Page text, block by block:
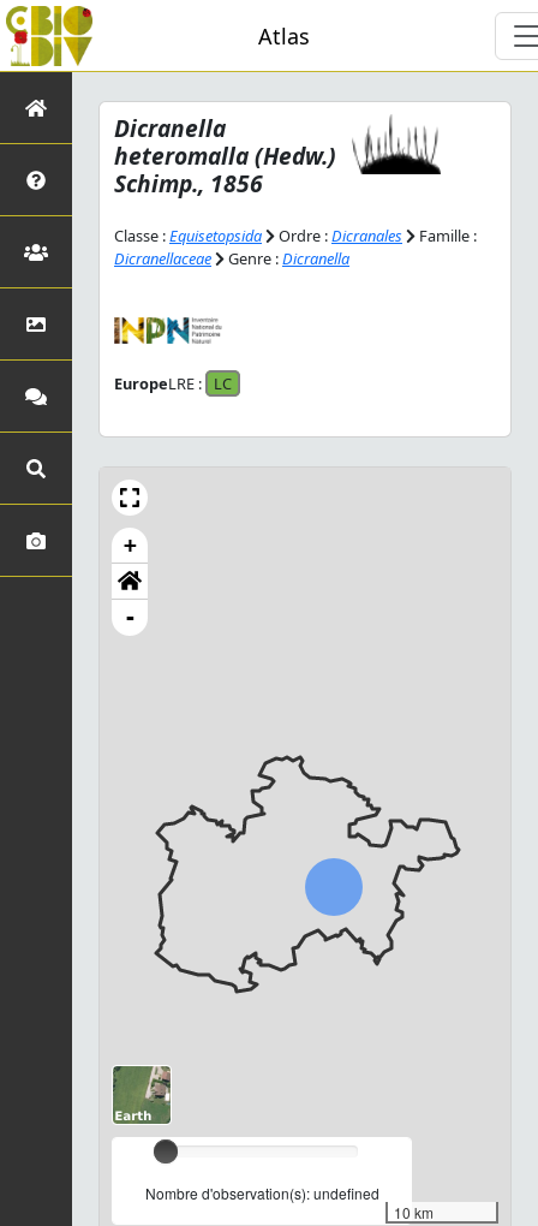
Atlas
Dicranella
heteromalla(Hedw.)
Schimp., 1856
Classe :Equisetopsida Ordre :Dicranales
Famille :
Dicranellaceae
Genre :Dicranella
EuropeLRE : LC
Chargement...
+
-
Nombre d'observation(s): undefined
10 km